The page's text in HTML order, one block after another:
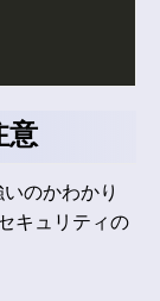
意
のかわかり
キュリティの